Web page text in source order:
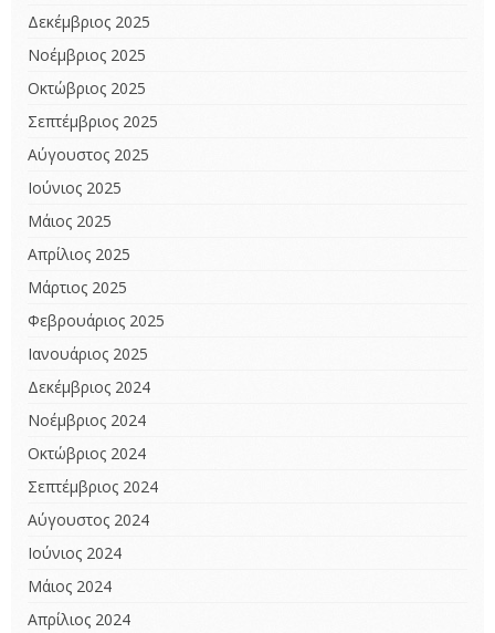
Δεκέμβριος 2025
Νοέμβριος 2025
Οκτώβριος 2025
Σεπτέμβριος 2025
Αύγουστος 2025
Ιούνιος 2025
Μάιος 2025
Απρίλιος 2025
Μάρτιος 2025
Φεβρουάριος 2025
Ιανουάριος 2025
Δεκέμβριος 2024
Νοέμβριος 2024
Οκτώβριος 2024
Σεπτέμβριος 2024
Αύγουστος 2024
Ιούνιος 2024
Μάιος 2024
Απρίλιος 2024